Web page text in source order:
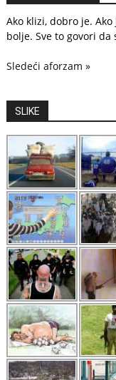
Ako klizi, dobro je.
bolje. Sve to govori
Sledeći aforzam »
SLIKE